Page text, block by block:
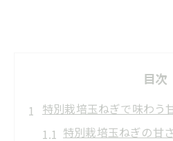
目次
特別栽培玉ねぎで味わう
特別栽培玉ねぎの甘